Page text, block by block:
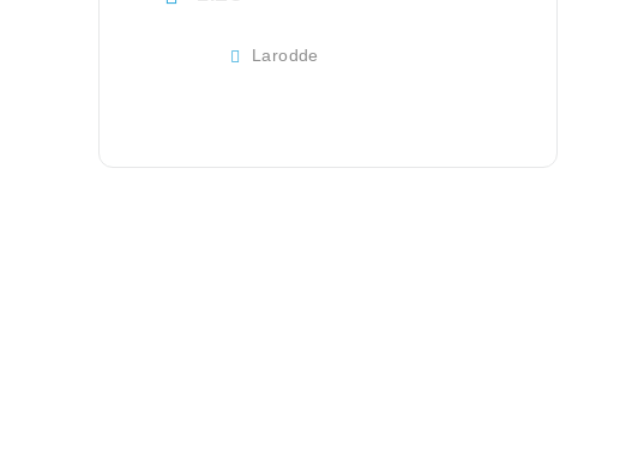
Larodde